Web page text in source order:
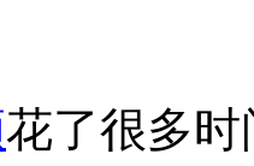
花了很多